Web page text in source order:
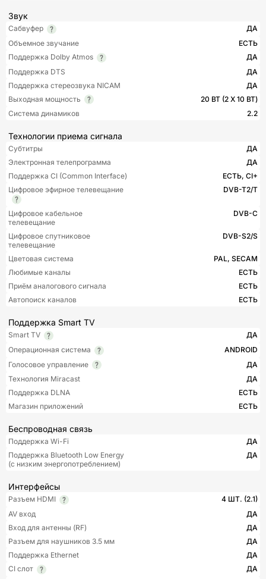
Звук
Сабвуфер
ДА
Объемное звучание
ЕСТЬ
Поддержка Dolby Atmos
ДА
Поддержка DTS
ДА
Поддержка стереозвука NICAM
ДА
Выходная мощность
20 ВТ (2 Х 10 ВТ)
Система динамиков
2.2
Технологии приема сигнала
Субтитры
ДА
Электронная телепрограмма
ДА
Поддержка CI (Common Interface)
ЕСТЬ, CI+
Цифровое эфирное телевещание
DVB-T2/T
Цифровое кабельное
телевещание
DVB-C
Цифровое спутниковое
телевещание
DVB-S2/S
Цветовая система
PAL, SECAM
Любимые каналы
ЕСТЬ
Приём аналогового сигнала
ЕСТЬ
Автопоиск каналов
ЕСТЬ
Поддержка Smart TV
Smart TV
ДА
Операционная система
ANDROID
Голосовое управление
ДА
Технология Miracast
ДА
Поддержка DLNA
ЕСТЬ
Магазин приложений
ЕСТЬ
Беспроводная связь
Поддержка Wi-Fi
ДА
Поддержка Bluetooth Low Energy
(с низким энергопотреблением)
ДА
Интерфейсы
Разъем HDMI
4 ШТ. (2.1)
AV вход
ДА
Вход для антенны (RF)
ДА
Разъем для наушников 3.5 мм
ДА
Поддержка Ethernet
ДА
CI слот
ДА